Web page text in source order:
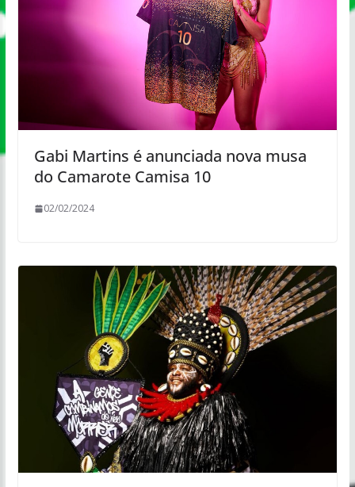
Gabi Martins é anunciada nova musa
do Camarote Camisa 10
02/02/2024